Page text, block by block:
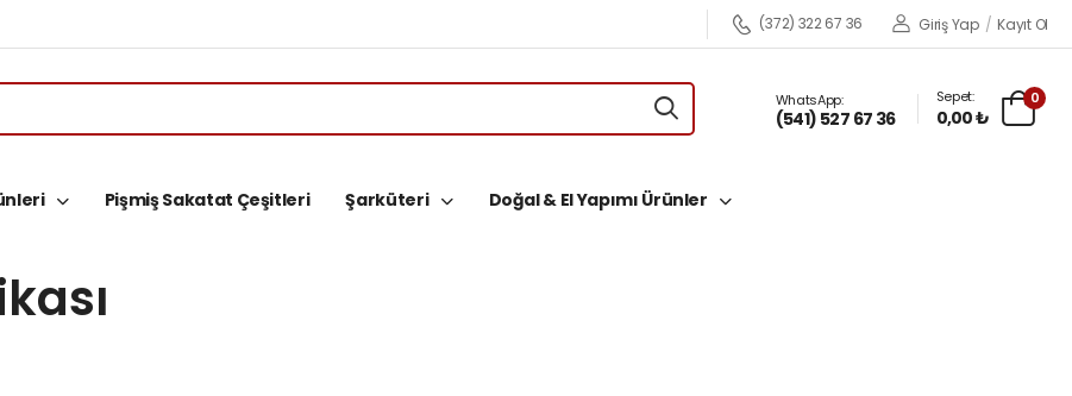
(372) 322 67 36 Giriş Yap / Kayıt Ol
WhatsApp:
(541) 527 67 36
Sepet:
0,00 ₺
0
Pişmiş Sakatat Çeşitleri Şarküteri Doğal & El Yapımı Ürünler